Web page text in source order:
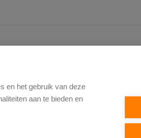
en het gebruik van deze
aan te bieden en